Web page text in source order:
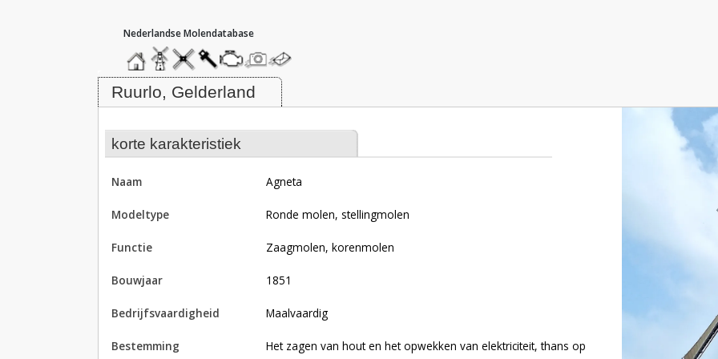
hoofdmenu
homemolendatabase
roedendatabase
assendatabase
motorendatabase
stuur
een
foto
stuur
een
bericht
Molen Agneta, Ruurlo
Ruurlo, Gelderland
korte karakteristiek
naam Agneta
modeltype Ronde molen, stellingmolen
functie zaagmolen, korenmolen
bouwjaar 1851
bedrijfsvaardigheid Maalvaardig
bestemming
Het zagen van hout en het opwekken van elektriciteit, thans op